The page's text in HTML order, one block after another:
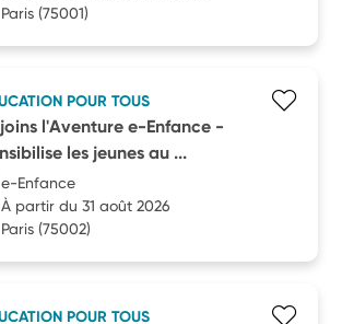
Paris (75001)
POUR TOUS
l'Aventure e-Enfance -
les jeunes au ...
e-Enfance
À partir du 31 août 2026
Paris (75002)
POUR TOUS